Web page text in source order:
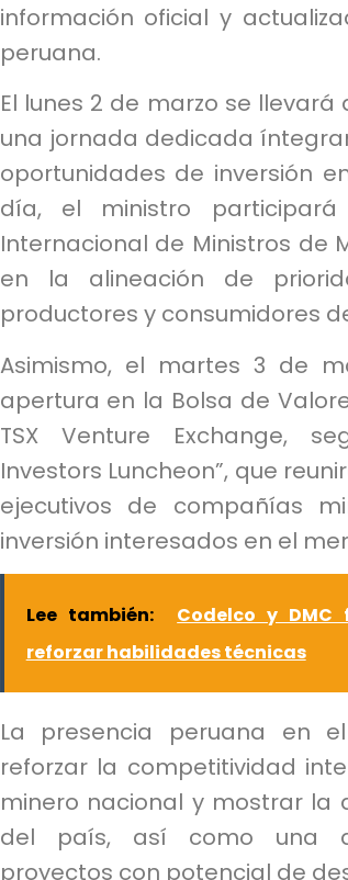
información oficial y
peruana.
El lunes 2 de marzo se llevará
una jornada dedicada
oportunidades de inversión
día, el ministro
Internacional de Ministros de
en la alineación de
productores y consumidores
Asimismo, el martes 3 de
apertura en la Bolsa de
TSX Venture Exchange,
Investors Luncheon”, que
ejecutivos de compañías
inversión interesados en el
Lee también:
Codelco y
reforzar habilidades técnicas
La presencia peruana en
reforzar la competitividad
minero nacional y mostrar la
del país, así como una
proyectos con potencial de